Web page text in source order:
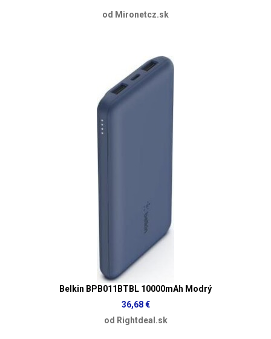
od Mironetcz.sk
Belkin BPB011BTBL 10000mAh Modrý
36,68 €
od Rightdeal.sk